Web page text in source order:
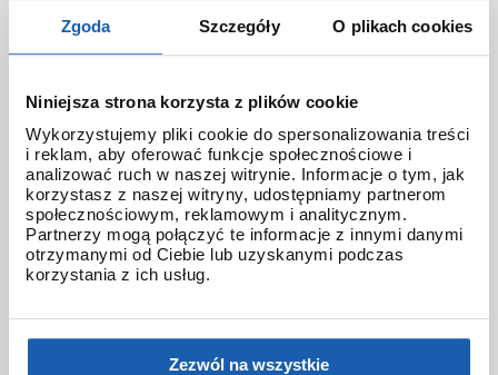
Zgoda Szczegóły O plikach cookies
Niniejsza strona korzysta z plików cookie
Wykorzystujemy pliki cookie do spersonalizowania treści
i reklam, aby oferować funkcje społecznościowe i
analizować ruch w naszej witrynie. Informacje o tym, jak
korzystasz z naszej witryny, udostępniamy partnerom
społecznościowym, reklamowym i analitycznym.
Partnerzy mogą połączyć te informacje z innymi danymi
otrzymanymi od Ciebie lub uzyskanymi podczas
korzystania z ich usług.
Zezwól na wszystkie
ignite red
illuminator g-shock
instrukcja
jak czyścić g-shocka
jak skrócić bransoletę w g-shock?
jak ustawić zegarek g-shock ga-2100?
jak włączyć podświetlenie w zegarku
jak wymienić baterię gshock?
jak zmienić czas w zegarku g-shock?
jaki g-shock wybrać
jaki zegarek damski kupić